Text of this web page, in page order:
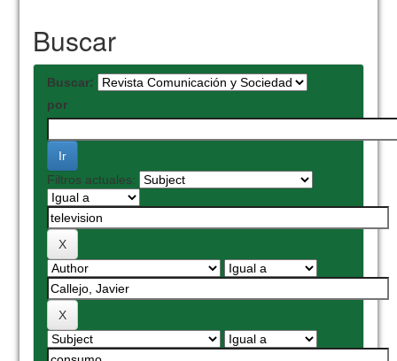
Buscar
Buscar:
por
Filtros actuales: